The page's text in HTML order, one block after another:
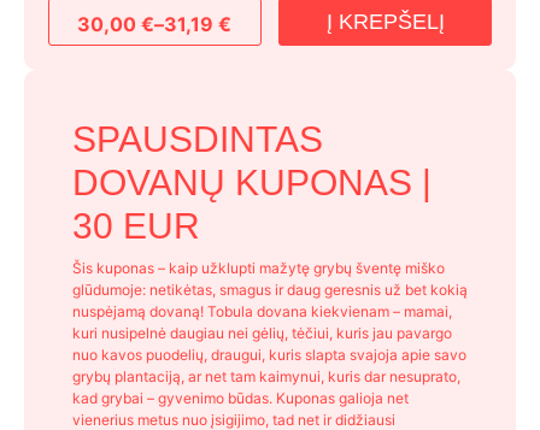
30,00€–31,19€
Price
through
31,19 €
Į KREPŠELĮ
SPAUSDINTAS
DOVANŲ KUPONAS |
30 EUR
Šis kuponas – kaip užklupti mažytę grybų šventę miško
glūdumoje: netikėtas, smagus ir daug geresnis už bet kokią
nuspėjamą dovaną! Tobula dovana kiekvienam – mamai,
kuri nusipelnė daugiau nei gėlių, tėčiui, kuris jau pavargo
nuo kavos puodelių, draugui, kuris slapta svajoja apie savo
grybų plantaciją, ar net tam kaimynui, kuris dar nesuprato,
kad grybai – gyvenimo būdas. Kuponas galioja net
vienerius metus nuo įsigijimo, tad net ir didžiausi